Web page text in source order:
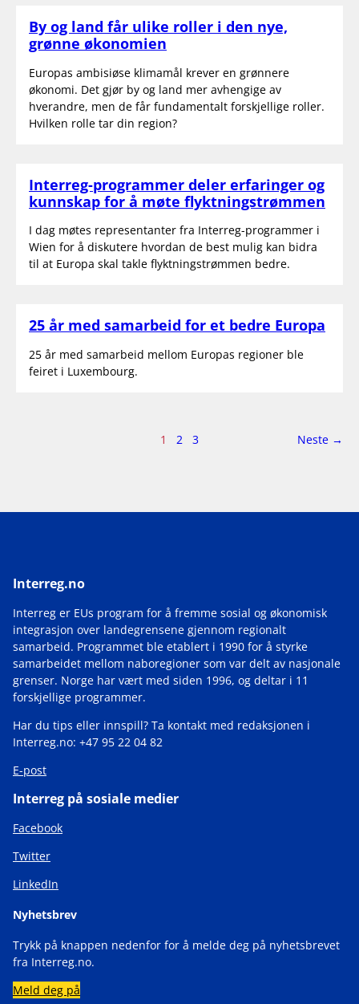
By og land får ulike roller i den nye,
grønne økonomien
Europas ambisiøse klimamål krever en grønnere
økonomi. Det gjør by og land mer avhengige av
hverandre, men de får fundamentalt forskjellige roller.
Hvilken rolle tar din region?
Interreg-programmer deler erfaringer og
kunnskap for å møte flyktningstrømmen
I dag møtes representanter fra Interreg-programmer i
Wien for å diskutere hvordan de best mulig kan bidra
til at Europa skal takle flyktningstrømmen bedre.
25 år med samarbeid for et bedre Europa
25 år med samarbeid mellom Europas regioner ble
feiret i Luxembourg.
1 2 3 Neste side
→
Interreg.no
Interreg er EUs program for å fremme sosial og økonomisk
integrasjon over landegrensene gjennom regionalt
samarbeid. Programmet ble etablert i 1990 for å styrke
samarbeidet mellom naboregioner som var delt av nasjonale
grenser. Norge har vært med siden 1996, og deltar i 11
forskjellige programmer.
Har du tips eller innspill? Ta kontakt med redaksjonen i
Interreg.no: +47 95 22 04 82
E-post
Interreg på sosiale medier
Facebook
Twitter
LinkedIn
Nyhetsbrev
Trykk på knappen nedenfor for å melde deg på nyhetsbrevet
fra Interreg.no.
Meld deg på